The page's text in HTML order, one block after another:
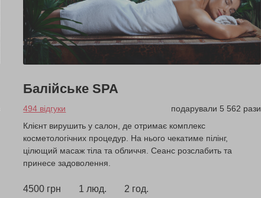
Балійське SPA
494 відгуки
подарували 5 562 рази
Клієнт вирушить у салон, де отримає комплекс
косметологічних процедур. На нього чекатиме пілінг,
цілющий масаж тіла та обличчя. Сеанс розслабить та
принесе задоволення.
4500 грн 1 люд. 2 год.